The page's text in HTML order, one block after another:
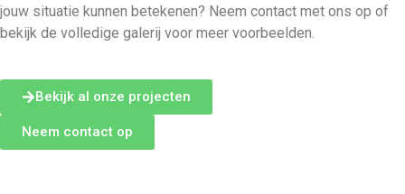
jouw situatie kunnen betekenen? Neem contact met ons op of
bekijk de volledige galerij voor meer voorbeelden.
Bekijk al onze projecten
Neem contact op